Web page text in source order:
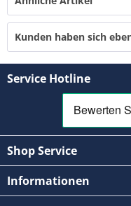
Kunden haben sich
Service Hotline
Shop Service
Informationen